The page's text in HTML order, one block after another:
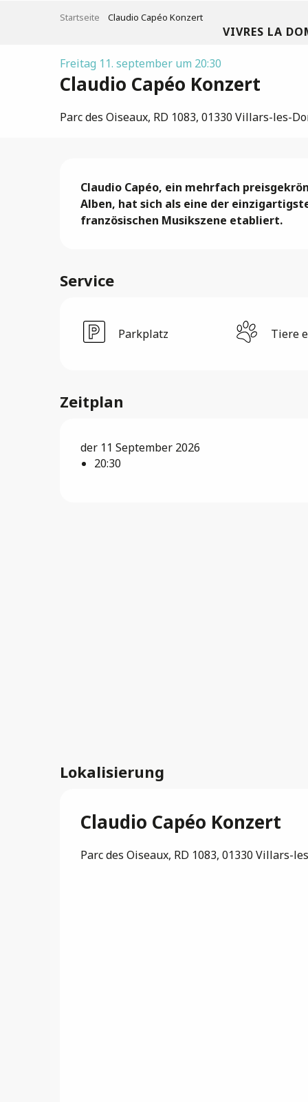
VIVRES LA
Startseite Claudio Capéo Konzert
Freitag 11. september um 20:30
Claudio Capéo Konzert
Parc des Oiseaux, RD 1083, 01330 Villars-les-
Beschreibung
Claudio Capéo, ein mehrfach
Alben, hat sich als eine der
französischen Musikszene etabliert.
Service
Parkplatz Tiere
Zeitplan
der 11 September 2026
20:30
Lokalisierung
Claudio Capéo Konzert
Parc des Oiseaux, RD 1083, 01330 Villars-